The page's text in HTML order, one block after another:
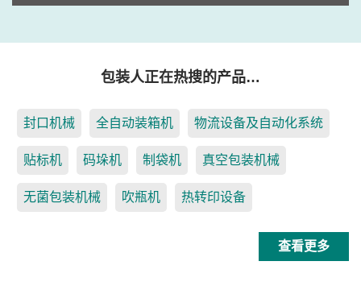
包装人正在热搜的产品…
封口机械 全自动装箱机 物流设备及自动化系统
贴标机 码垛机 制袋机 真空包装机械
无菌包装机械 吹瓶机 热转印设备
查看更多